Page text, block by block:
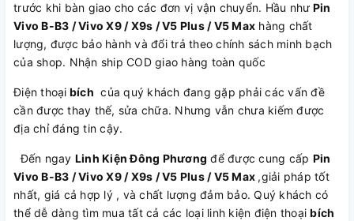
trước khi bàn giao cho các đơn vị vận chuyển. Hầu như Pin
Vivo B-B3 / Vivo X9 / X9s / V5 Plus / V5 Max hàng chất
lượng, được bảo hành và đổi trả theo chính sách minh bạch
của shop. Nhận ship COD giao hàng toàn quốc
Điện thoại bích của quý khách đang gặp phải các vấn đề
cần được thay thế, sửa chữa. Nhưng vẫn chưa kiếm được
địa chỉ đáng tin cậy.
Đến ngay Linh Kiện Đông Phương để được cung cấp Pin
Vivo B-B3 / Vivo X9 / X9s / V5 Plus / V5 Max ,giải pháp tốt
nhất, giá cả hợp lý , và chất lượng đảm bảo. Quý khách có
thể dễ dàng tìm mua tất cả các loại linh kiện điện thoạibích